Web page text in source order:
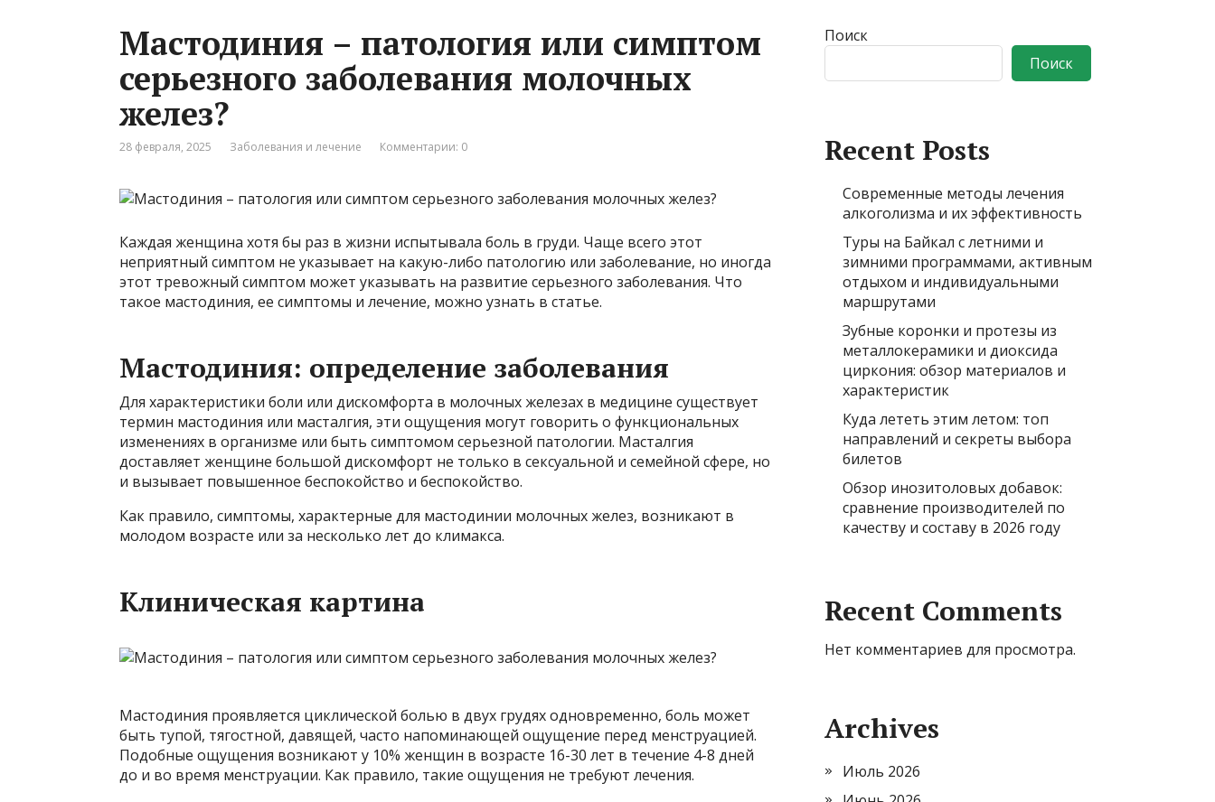
Мастодиния – патология или симптом
серьезного заболевания молочных
желез?
28 февраля, 2025 Заболевания и лечение Комментарии: 0
Каждая женщина хотя бы раз в жизни испытывала боль в груди. Чаще всего этот
неприятный симптом не указывает на какую-либо патологию или заболевание, но иногда
этот тревожный симптом может указывать на развитие серьезного заболевания. Что
такое мастодиния, ее симптомы и лечение, можно узнать в статье.
Мастодиния: определение заболевания
Для характеристики боли или дискомфорта в молочных железах в медицине существует
термин мастодиния или масталгия, эти ощущения могут говорить о функциональных
изменениях в организме или быть симптомом серьезной патологии. Масталгия
доставляет женщине большой дискомфорт не только в сексуальной и семейной сфере, но
и вызывает повышенное беспокойство и беспокойство.
Как правило, симптомы, характерные для мастодинии молочных желез, возникают в
молодом возрасте или за несколько лет до климакса.
Клиническая картина
Мастодиния проявляется циклической болью в двух грудях одновременно, боль может
быть тупой, тягостной, давящей, часто напоминающей ощущение перед менструацией.
Подобные ощущения возникают у 10% женщин в возрасте 16-30 лет в течение 4-8 дней
до и во время менструации. Как правило, такие ощущения не требуют лечения.
Поиск
Поиск
Recent Posts
Современные методы лечения
алкоголизма и их эффективность
Туры на Байкал с летними и
зимними программами, активным
отдыхом и индивидуальными
маршрутами
Зубные коронки и протезы из
металлокерамики и диоксида
циркония: обзор материалов и
характеристик
Куда лететь этим летом: топ
направлений и секреты выбора
билетов
Обзор инозитоловых добавок:
сравнение производителей по
качеству и составу в 2026 году
Recent Comments
Нет комментариев для просмотра.
Archives
Июль 2026